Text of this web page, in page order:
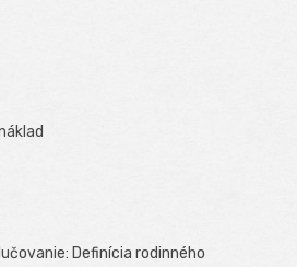
Definícia rodinného